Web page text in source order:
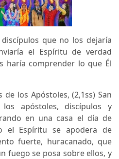
que no los dejaría
el Espíritu de verdad
haría comprender lo que Él
los Apóstoles, (2,1ss) San
apóstoles, discípulos y
en una casa el día de
el Espíritu se apodera de
fuerte, huracanado, que
fuego se posa sobre ellos, y